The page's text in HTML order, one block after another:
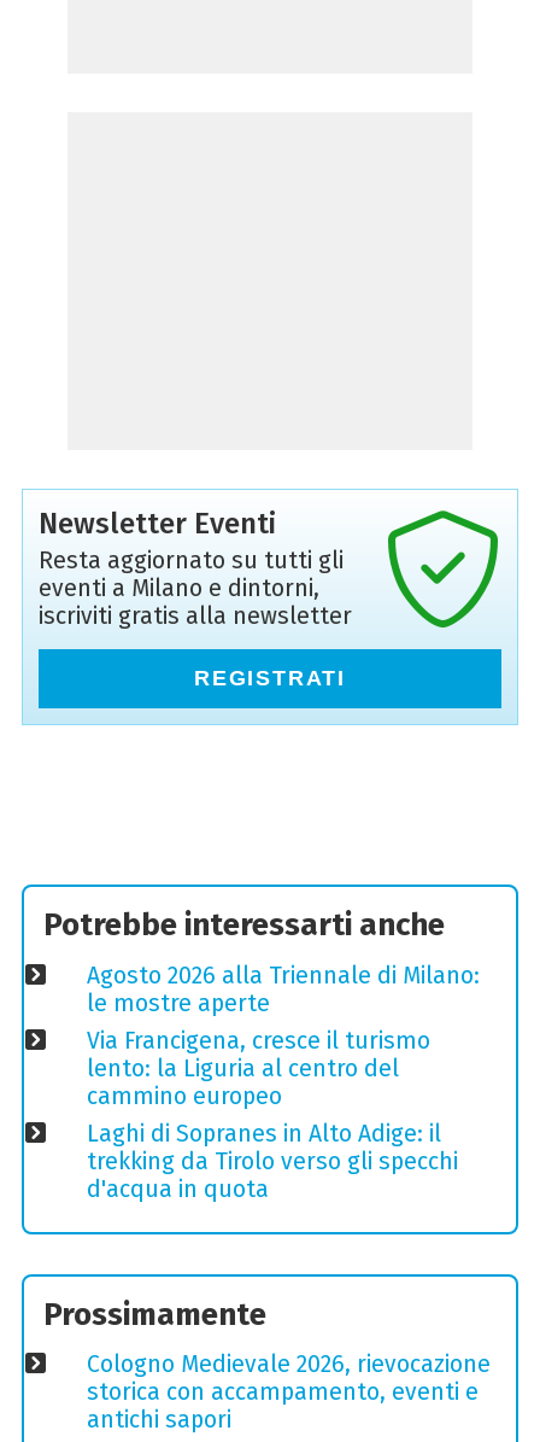
Newsletter Eventi
Resta aggiornato su tutti gli
eventi a Milano e dintorni,
iscriviti gratis alla newsletter
REGISTRATI
Potrebbe interessarti anche
Agosto 2026 alla Triennale di Milano:
le mostre aperte
Via Francigena, cresce il turismo
lento: la Liguria al centro del
cammino europeo
Laghi di Sopranes in Alto Adige: il
trekking da Tirolo verso gli specchi
d'acqua in quota
Prossimamente
Cologno Medievale 2026, rievocazione
storica con accampamento, eventi e
antichi sapori